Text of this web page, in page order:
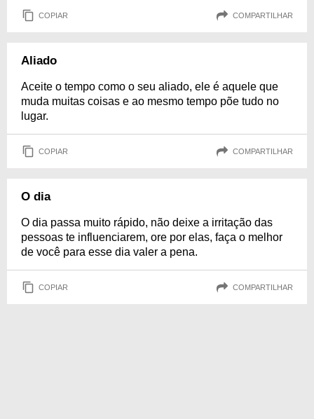
COPIAR COMPARTILHAR
Aliado
Aceite o tempo como o seu aliado, ele é aquele que
muda muitas coisas e ao mesmo tempo põe tudo no
lugar.
COPIAR COMPARTILHAR
O dia
O dia passa muito rápido, não deixe a irritação das
pessoas te influenciarem, ore por elas, faça o melhor
de você para esse dia valer a pena.
COPIAR COMPARTILHAR